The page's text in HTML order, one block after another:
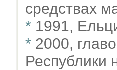
средствах
* 1991,
* 2000,
Республики